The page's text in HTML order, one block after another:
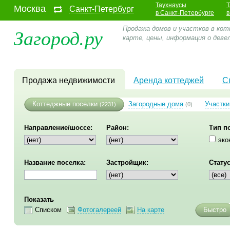
Москва Санкт-Петербург
Таухнаусы
в Санкт-Петербурге
Загород.ру
Продажа домов и участков в
карте, цены, информация о
Продажа недвижимости Аренда коттеджей
Коттеджные поселки (2231) Загородные дома (0) Участки
Направление/шоссе: Район:
Тип
Название поселка: Застройщик:
Показать
Списком
Фотогалереей На карте Быстро